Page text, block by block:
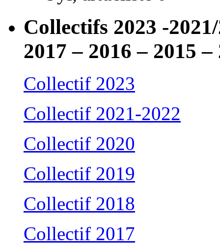
Collectifs 2023 -
2017 – 2016 – 2015
Collectif 2023
Collectif 2021-2022
Collectif 2020
Collectif 2019
Collectif 2018
Collectif 2017